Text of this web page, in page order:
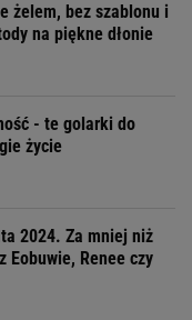
żelem, bez szablonu i
na piękne dłonie
- te golarki do
życie
2024. Za mniej niż
Eobuwie, Renee czy